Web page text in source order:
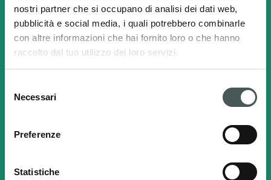
nostri partner che si occupano di analisi dei dati web,
pubblicità e social media, i quali potrebbero combinarle
con altre informazioni che hai fornito loro o che hanno
raccolto dal tuo utilizzo dei loro servizi.
delNecessari
Preferenze
Statistiche
Cerca Italiano
Radici Pietro Industries